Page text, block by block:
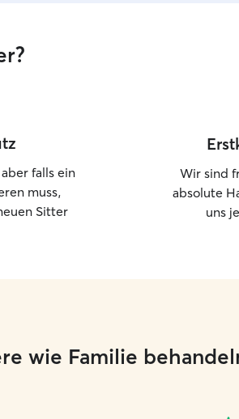
Hund im Zuhause des
ich mich natürlich an die
Fütterungszeiten,
gibt. Mir ist wichtig, dass sich
entspannt fühlen und
haben – egal ob bei mir zu
falls ein
muss,
Sitter
Wir sind
absolute
uns
wie Familie